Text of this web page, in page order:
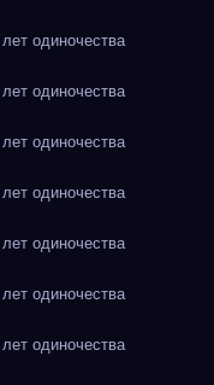
одиночества
одиночества
одиночества
одиночества
одиночества
одиночества
одиночества